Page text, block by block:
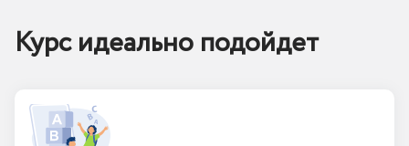
Курс идеально подойдет